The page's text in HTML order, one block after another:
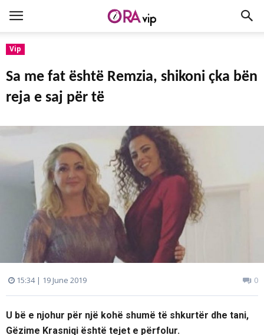
Vip
Sa me fat është Remzia, shikoni çka bën
reja e saj për të
15:34 | 19 June 2019 0
U bë e njohur për një kohë shumë të shkurtër dhe tani,
Gëzime Krasniqi është tejet e përfolur.